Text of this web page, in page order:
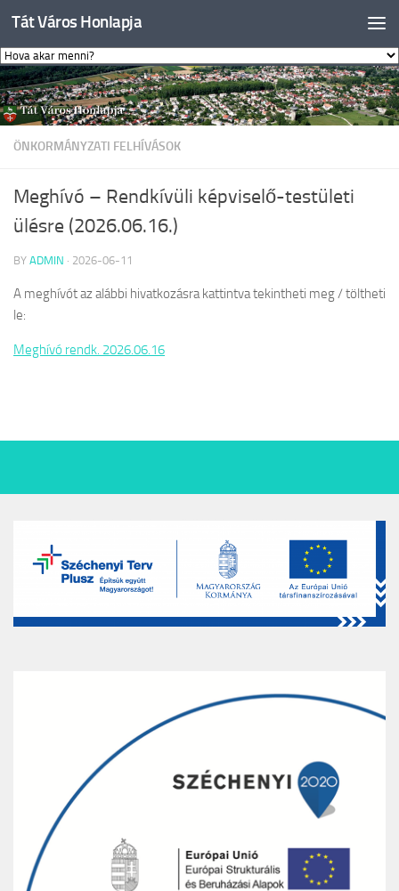
Skip to content
Tát Város Honlapja
ÖNKORMÁNYZATI FELHÍVÁSOK
Meghívó – Rendkívüli képviselő-testületi
ülésre (2026.06.16.)
BY ADMIN · 2026-06-11
A meghívót az alábbi hivatkozásra kattintva tekintheti meg / töltheti
le:
Meghívó rendk. 2026.06.16